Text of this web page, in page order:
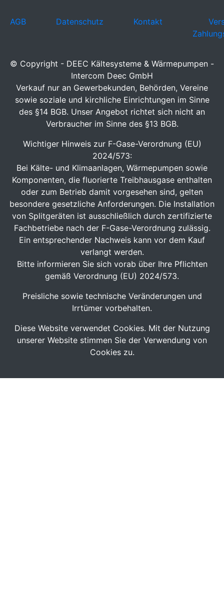
AGB Datenschutz Kontakt
© Copyright - DEEC Kältesysteme & Wärmepumpen -
Intercom Deec GmbH
Verkauf nur an Gewerbekunden, Behörden, Vereine
sowie soziale und kirchliche Einrichtungen im Sinne
des §14 BGB. Unser Angebot richtet sich nicht an
Verbraucher im Sinne des §13 BGB.
Wichtiger Hinweis zur F-Gase-Verordnung (EU)
2024/573:
Bei Kälte- und Klimaanlagen, Wärmepumpen sowie
Komponenten, die fluorierte Treibhausgase enthalten
oder zum Betrieb damit vorgesehen sind, gelten
besondere gesetzliche Anforderungen. Die Installation
von Splitgeräten ist ausschließlich durch zertifizierte
Fachbetriebe nach der F-Gase-Verordnung zulässig.
Ein entsprechender Nachweis kann vor dem Kauf
verlangt werden.
Bitte informieren Sie sich vorab über Ihre Pflichten
gemäß Verordnung (EU) 2024/573.
Preisliche sowie technische Veränderungen und
Irrtümer vorbehalten.
Diese Website verwendet Cookies. Mit der Nutzung
unserer Website stimmen Sie der Verwendung von
Cookies zu.